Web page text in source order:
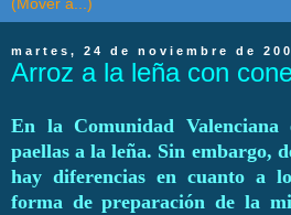
martes, 24 de noviembre de
Arroz a la leña con
En la Comunidad
paellas a la leña. Sin embargo,
hay diferencias en cuanto a
forma de preparación de la